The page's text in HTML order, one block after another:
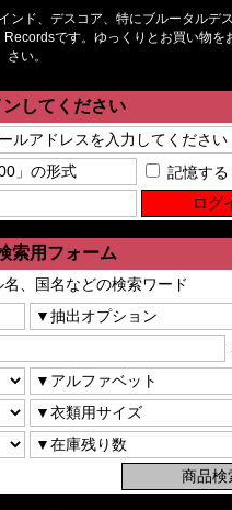
ンド、デスコア、特にブルータルデ
です。ゆっくりとお買い物を
さい。
してください
記憶する
索用フォーム
、国名などの検索ワード